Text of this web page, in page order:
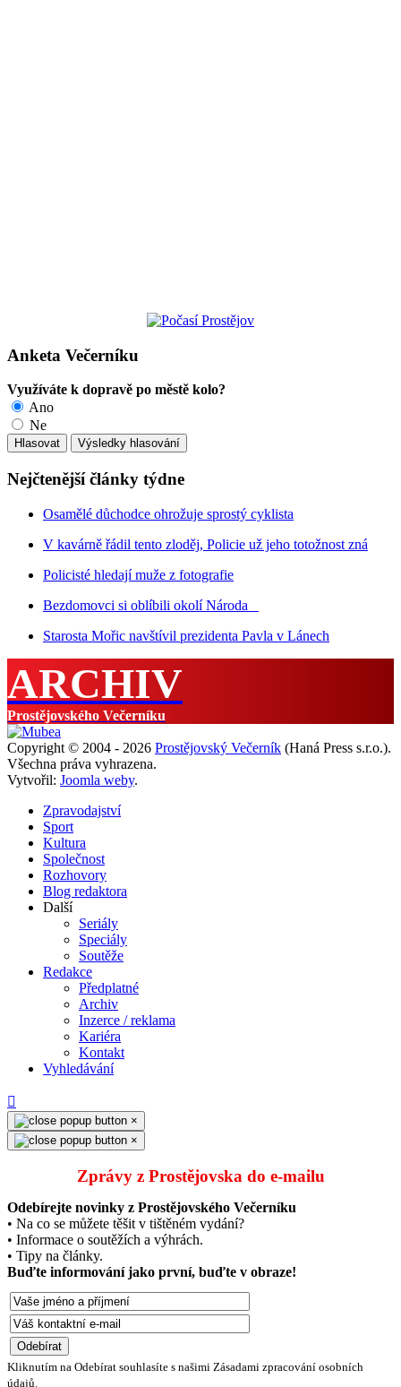
Anketa Večerníku
Využíváte k dopravě po městě kolo?
Ano
Ne
Nejčtenější články týdne
Osamělé důchodce ohrožuje sprostý cyklista
V kavárně řádil tento zloděj, Policie už jeho totožnost zná
Policisté hledají muže z fotografie
Bezdomovci si oblíbili okolí Národa
Starosta Mořic navštívil prezidenta Pavla v Lánech
ARCHIV
Prostějovského Večerníku
Copyright © 2004 - 2026 Prostějovský Večerník (Haná Press s.r.o.).
Všechna práva vyhrazena.
Vytvořil: Joomla weby.
Zpravodajství
Sport
Kultura
Společnost
Rozhovory
Blog redaktora
Další
Seriály
Speciály
Soutěže
Redakce
Předplatné
Archiv
Inzerce / reklama
Kariéra
Kontakt
Vyhledávání
×
×
Zprávy z Prostějovska do e‑mailu
Odebírejte novinky z Prostějovského Večerníku
• Na co se můžete těšit v tištěném vydání?
• Informace o soutěžích a výhrách.
• Tipy na články.
Buďte informování jako první, buďte v obraze!
Kliknutím na Odebírat souhlasíte s našimi Zásadami zpracování osobních
údajů.